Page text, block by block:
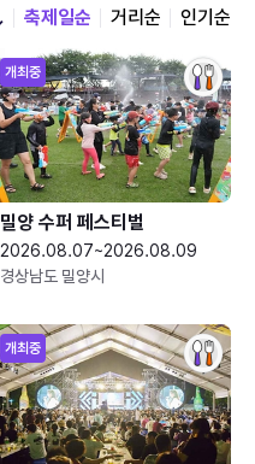
축제일순 거리순 인기순
개최중
밀양 수퍼 페스티벌
2026.08.07~2026.08.09
경상남도 밀양시
개최중